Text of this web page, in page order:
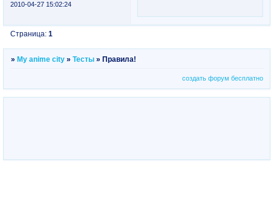
2010-04-27 15:02:24
Страница:1
» My anime city »Тесты » Правила!
создать форум бесплатно